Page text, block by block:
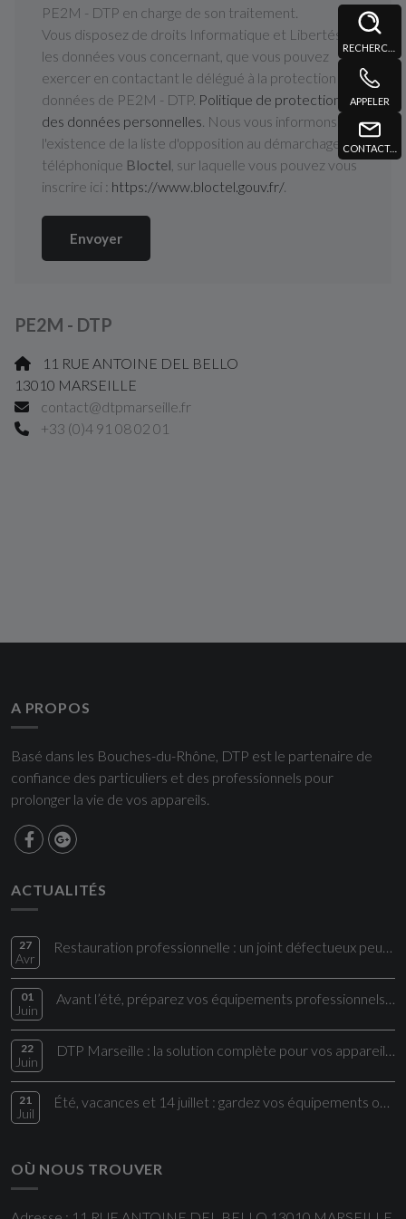
APPELER
CONTACT@DTPMARSEILLE.FR
PE2M - DTP en charge de son traitement.
Vous disposez de droits Informatique et Libertés sur
les données vous concernant, que vous pouvez
exercer en contactant le délégué à la protection des
données de PE2M - DTP. Politique de protection
des données personnelles . Nous vous informons de
l'existence de la liste d'opposition au démarchage
téléphonique Bloctel , sur laquelle vous pouvez vous
inscrire ici : https://www.bloctel.gouv.fr/.
Envoyer
PE2M - DTP
11 RUE ANTOINE DEL BELLO
13010 MARSEILLE
contact@dtpmarseille.fr
+33 (0)4 91 08 02 01
A PROPOS
Basé dans les Bouches-du-Rhône, DTP est le partenaire de
confiance des particuliers et des professionnels pour
prolonger la vie de vos appareils.
ACTUALITÉS
27
Avr
Restauration professionnelle : un joint défectueux peut impacter directement vos coûts et votre sécurité alimentaire
01
Juin
Avant l’été, préparez vos équipements professionnels aux fortes chaleurs
22
Juin
DTP Marseille : la solution complète pour vos appareils électroménagers et cuisi
21
Juil
Été, vacances et 14 juillet : gardez vos équipements opérationnels !
OÙ NOUS TROUVER